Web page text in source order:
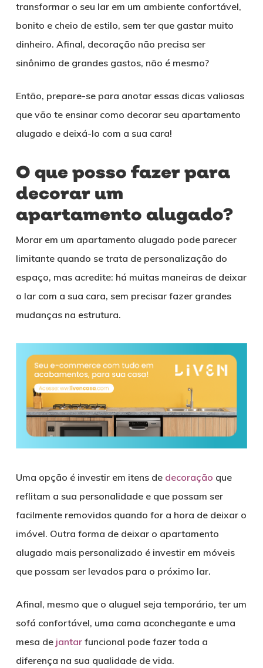
transformar o seu lar em um ambiente confortável,
bonito e cheio de estilo, sem ter que gastar muito
dinheiro. Afinal, decoração não precisa ser
sinônimo de grandes gastos, não é mesmo?
Então, prepare-se para anotar essas dicas valiosas
que vão te ensinar como decorar seu apartamento
alugado e deixá-lo com a sua cara!
O que posso fazer para
decorar um
apartamento alugado?
Morar em um apartamento alugado pode parecer
limitante quando se trata de personalização do
espaço, mas acredite: há muitas maneiras de deixar
o lar com a sua cara, sem precisar fazer grandes
mudanças na estrutura.
Uma opção é investir em itens de decoração que
reflitam a sua personalidade e que possam ser
facilmente removidos quando for a hora de deixar o
imóvel. Outra forma de deixar o apartamento
alugado mais personalizado é investir em móveis
que possam ser levados para o próximo lar.
Afinal, mesmo que o aluguel seja temporário, ter um
sofá confortável, uma cama aconchegante e uma
mesa de jantarfuncional pode fazer toda a
diferença na sua qualidade de vida.